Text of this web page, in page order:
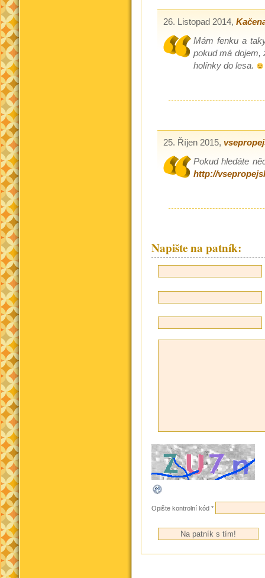
26. Listopad 2014,
Mám fenku a
pokud má dojem,
holínky do lesa.
25. Říjen 2015,
Pokud hledáte
http://
Napište na patník:
Opište kontrolní kód*